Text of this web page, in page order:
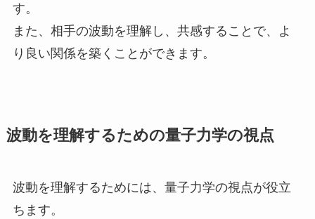
す。
また、相手の波動を理解し、共感することで、よ
り良い関係を築くことができます。
波動を理解するための量子力学の視点
波動を理解するためには、量子力学の視点が役立
ちます。